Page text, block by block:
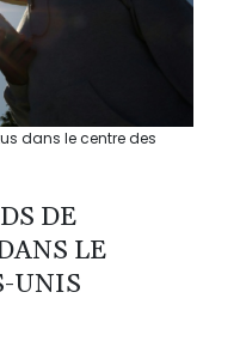
dans le centre des
DE
LE
UNIS